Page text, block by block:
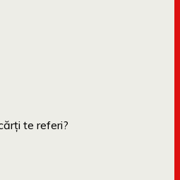
te referi?